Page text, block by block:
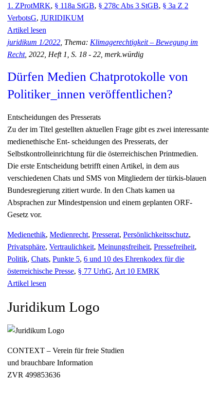
1. ZProtMRK, § 118a StGB, § 278c Abs 3 StGB, § 3a Z 2
VerbotsG, JURIDIKUM
Artikel lesen
juridikum 1/2022 , Thema: Klimagerechtigkeit – Bewegung im
Recht, 2022, Heft 1, S. 18 - 22, merk.würdig
Dürfen Medien Chatprotokolle von
Politiker_innen veröffentlichen?
Entscheidungen des Presserats
Zu der im Titel gestellten aktuellen Frage gibt es zwei interessante
medienethische Ent- scheidungen des Presserats, der
Selbstkontrolleinrichtung für die österreichischen Printmedien.
Die erste Entscheidung betrifft einen Artikel, in dem aus
verschiedenen Chats und SMS von Mitgliedern der türkis-blauen
Bundesregierung zitiert wurde. In den Chats kamen ua
Absprachen zur Mindestpension und einem geplanten ORF-
Gesetz vor.
Medienethik, Medienrecht, Presserat, Persönlichkeitsschutz,
Privatsphäre, Vertraulichkeit, Meinungsfreiheit, Pressefreiheit,
Politik, Chats, Punkte 5, 6 und 10 des Ehrenkodex für die
österreichische Presse, § 77 UrhG, Art 10 EMRK
Artikel lesen
Juridikum Logo
CONTEXT – Verein für freie Studien
und brauchbare Information
ZVR 499853636